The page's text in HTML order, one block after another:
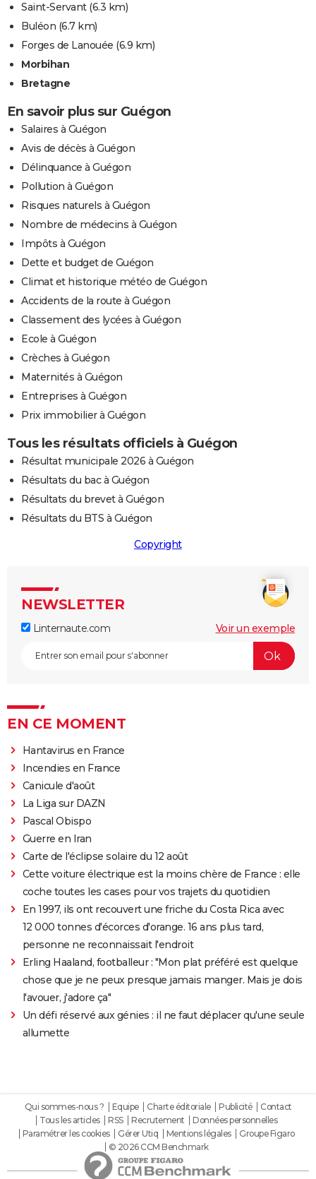
Saint-Servant(6.3 km)
Buléon (6.7 km)
Forges de Lanouée (6.9 km)
Morbihan
Bretagne
En savoir plus sur Guégon
Salaires à Guégon
Avis de décès à Guégon
Délinquance à Guégon
Pollution à Guégon
Risques naturels à Guégon
Nombre de médecins à Guégon
Impôts à Guégon
Dette et budget de Guégon
Climat et historique météo de Guégon
Accidents de la route à Guégon
Classement des lycées à Guégon
Ecole à Guégon
Crèches à Guégon
Maternités à Guégon
Entreprises à Guégon
Prix immobilier à Guégon
Tous les résultats officiels à Guégon
Résultat municipale 2026 à Guégon
Résultats du bac à Guégon
Résultats du brevet à Guégon
Résultats du BTS à Guégon
Copyright
NEWSLETTER
Linternaute.com Voir un exemple
EN CE MOMENT
Hantavirus en France
Incendies en France
Canicule d'août
La Liga sur DAZN
Pascal Obispo
Guerre en Iran
Carte de l'éclipse solaire du 12 août
Cette voiture électrique est la moins chère de France : elle
coche toutes les cases pour vos trajets du quotidien
En 1997, ils ont recouvert une friche du Costa Rica avec
12 000 tonnes d'écorces d'orange. 16 ans plus tard,
personne ne reconnaissait l'endroit
Erling Haaland, footballeur : "Mon plat préféré est quelque
chose que je ne peux presque jamais manger. Mais je dois
l'avouer, j'adore ça"
Un défi réservé aux génies : il ne faut déplacer qu'une seule
allumette
Qui sommes-nous ? Equipe Charte éditoriale Publicité
Contact
Tous les articles
RSS Recrutement
Données personnelles
Paramétrer les cookies
Gérer Utiq Mentions légales
Groupe Figaro
© 2026 CCM Benchmark